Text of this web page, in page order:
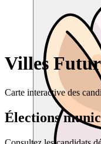
Villes
Carte interactive des
Élections